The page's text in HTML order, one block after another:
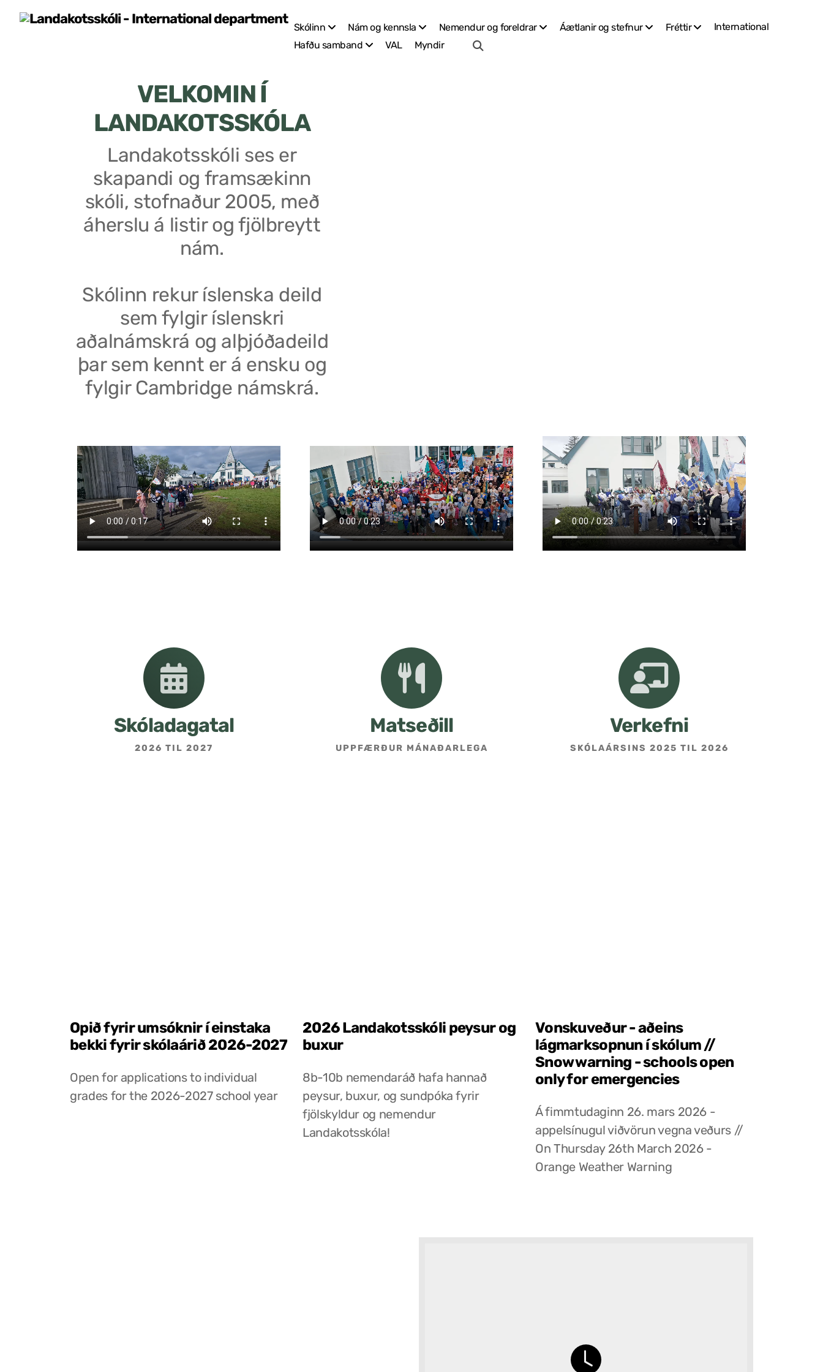
Skólinn Nám og kennsla Nemendur og foreldrar Áætlanir og stefnur Fréttir
International
Hafðu samband
VAL Myndir
VELKOMIN Í
LANDAKOTSSKÓLA
Landakotsskóli ses er
skapandi og framsækinn
skóli, stofnaður 2005, með
áherslu á listir og fjölbreytt
nám.
Skólinn rekur íslenska deild
sem fylgir íslenskri
aðalnámskrá og alþjóðadeild
þar sem kennt er á ensku og
fylgir Cambridge námskrá.
Skóladagatal
2026 TIL 2027
Matseðill
UPPFÆRÐUR MÁNAÐARLEGA
Verkefni
SKÓLAÁRSINS 2025 TIL 2026
Opið fyrir umsóknir í einstaka
bekki fyrir skólaárið 2026-2027
Open for applications to individual
grades for the 2026-2027 school year
2026 Landakotsskóli peysur og
buxur
8b-10b nemendaráð hafa hannað
peysur, buxur, og sundpóka fyrir
fjölskyldur og nemendur
Landakotsskóla!
Vonskuveður - aðeins
lágmarksopnun í skólum //
Snow warning - schools open
only for emergencies
Á fimmtudaginn 26. mars 2026 -
appelsínugul viðvörun vegna veðurs //
On Thursday 26th March 2026 -
Orange Weather Warning